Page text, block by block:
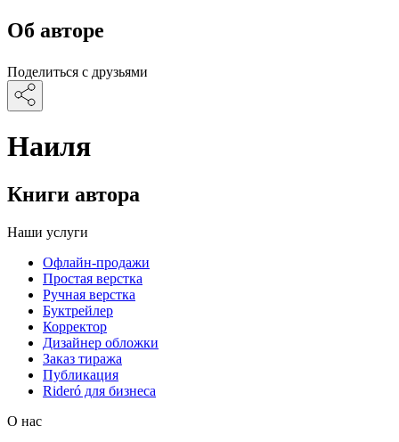
Об авторе
Поделиться с друзьями
Наиля
Книги автора
Наши услуги
Офлайн-продажи
Простая верстка
Ручная верстка
Буктрейлер
Корректор
Дизайнер обложки
Заказ тиража
Публикация
Rideró для бизнеса
О нас